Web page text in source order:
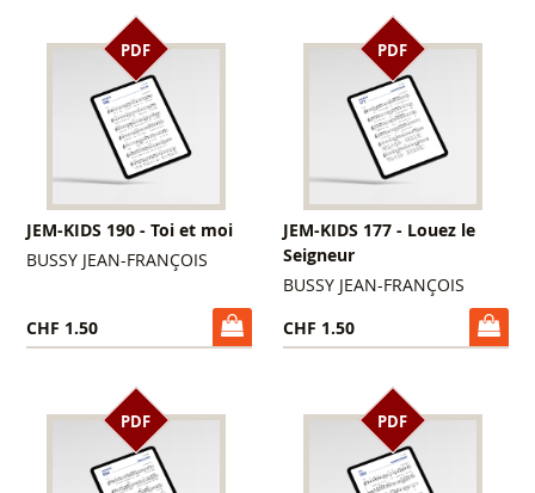
PDF
JEM-KIDS 190 - Toi et moi
BUSSY JEAN-FRANÇOIS
CHF 1.50
PDF
JEM-KIDS 177 - Louez le
Seigneur
BUSSY JEAN-FRANÇOIS
CHF 1.50
PDF PDF